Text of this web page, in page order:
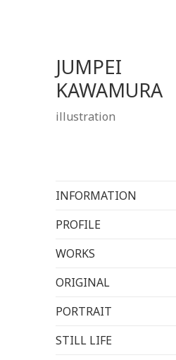
JUMPEI
KAWAMURA
illustration
INFORMATION
PROFILE
WORKS
ORIGINAL
PORTRAIT
STILL LIFE